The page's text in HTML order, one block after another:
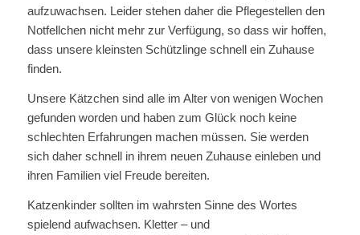
aufzuwachsen. Leider stehen daher die Pflegestellen den
Notfellchen nicht mehr zur Verfügung, so dass wir hoffen,
dass unsere kleinsten Schützlinge schnell ein Zuhause
finden.
Unsere Kätzchen sind alle im Alter von wenigen Wochen
gefunden worden und haben zum Glück noch keine
schlechten Erfahrungen machen müssen. Sie werden
sich daher schnell in ihrem neuen Zuhause einleben und
ihren Familien viel Freude bereiten.
Katzenkinder sollten im wahrsten Sinne des Wortes
spielend aufwachsen. Kletter – und